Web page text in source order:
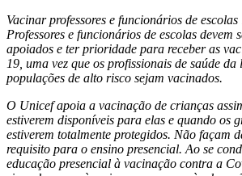
Vacinar professores e funcionários de
Professores e funcionários de escolas devem
apoiados e ter prioridade para receber as
19, uma vez que os profissionais de saúde da
populações de alto risco sejam vacinados.
O Unicef apoia a vacinação de crianças
estiverem disponíveis para elas e quando os
estiverem totalmente protegidos. Não façam
requisito para o ensino presencial. Ao se
educação presencial à vacinação contra a